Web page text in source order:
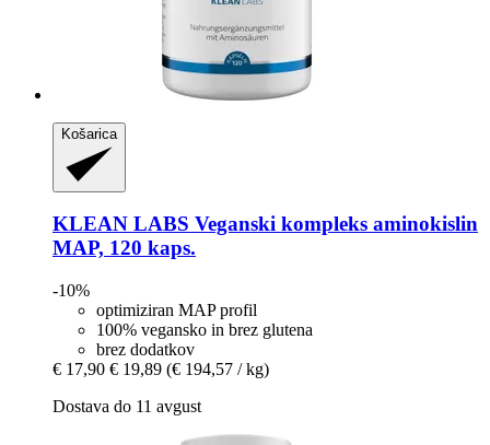
Košarica
KLEAN LABS Veganski kompleks aminokislin
MAP, 120 kaps.
-10%
optimiziran MAP profil
100% vegansko in brez glutena
brez dodatkov
€ 17,90 € 19,89 (€ 194,57 / kg)
Dostava do 11 avgust